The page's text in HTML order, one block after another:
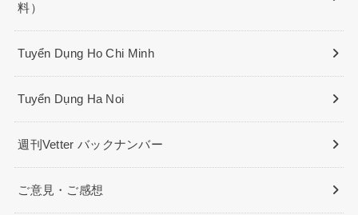
料）
Tuyển Dụng Ho Chi Minh
Tuyển Dụng Ha Noi
週刊Vetter バックナンバー
ご意見・ご感想